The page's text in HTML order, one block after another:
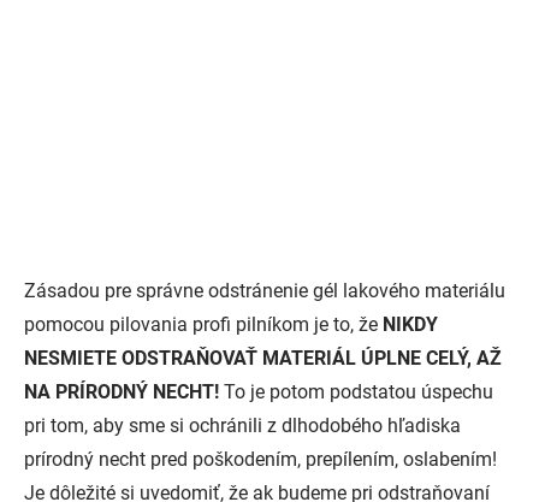
Zásadou pre správne odstránenie gél lakového materiálu
pomocou pilovania profi pilníkom je to, že NIKDY
NESMIETE ODSTRAŇOVAŤ MATERIÁL ÚPLNE CELÝ, AŽ
NA PRÍRODNÝ NECHT! To je potom podstatou úspechu
pri tom, aby sme si ochránili z dlhodobého hľadiska
prírodný necht pred poškodením, prepílením, oslabením!
Je dôležité si uvedomiť, že ak budeme pri odstraňovaní